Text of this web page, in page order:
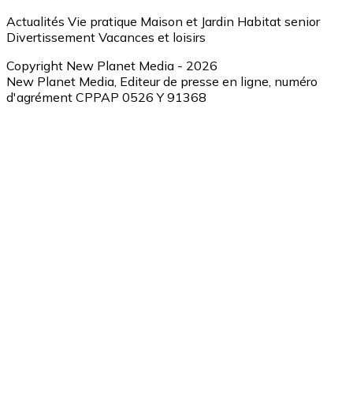
Actualités Vie pratique Maison et Jardin Habitat senior
Divertissement Vacances et loisirs
Copyright New Planet Media - 2026
New Planet Media, Editeur de presse en ligne, numéro
d'agrément CPPAP 0526 Y 91368